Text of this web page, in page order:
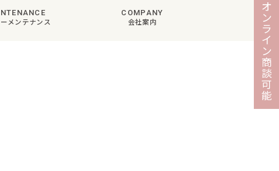
メンテナンス
COMPANY
会社案内
オ
ン
ラ
イ
ン
商
談
可
能